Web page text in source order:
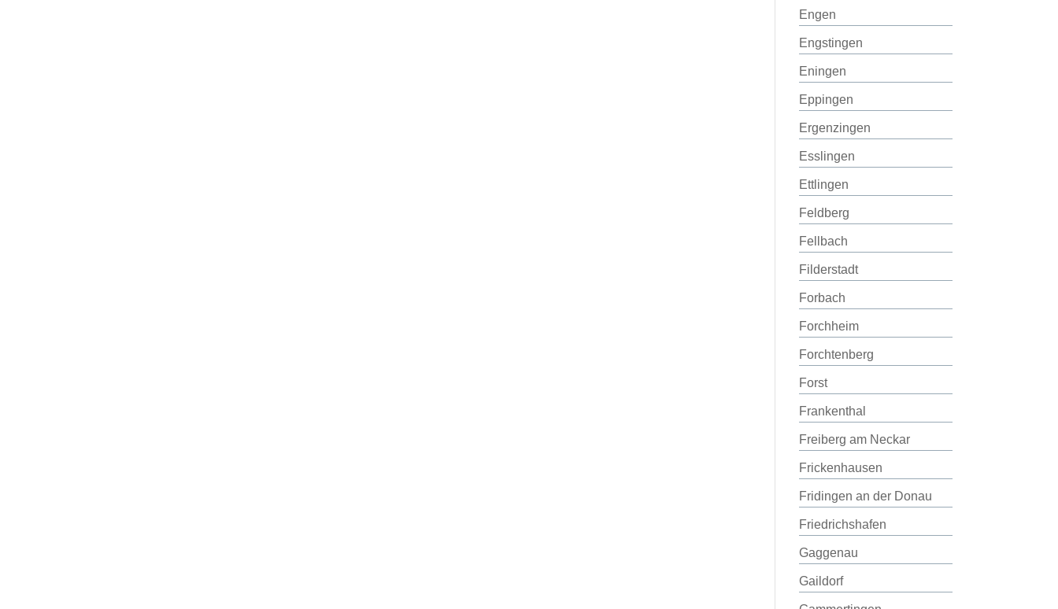
Engen
Engstingen
Eningen
Eppingen
Ergenzingen
Esslingen
Ettlingen
Feldberg
Fellbach
Filderstadt
Forbach
Forchheim
Forchtenberg
Forst
Frankenthal
Freiberg am Neckar
Frickenhausen
Fridingen an der Donau
Friedrichshafen
Gaggenau
Gaildorf